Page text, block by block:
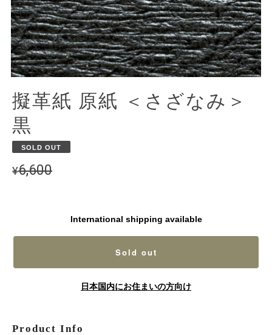
擬革紙 原紙 ＜さざなみ＞
黒
SOLD OUT
¥6,600
International shipping available
Sold out
日本国内にお住まいの方向け
Product Info